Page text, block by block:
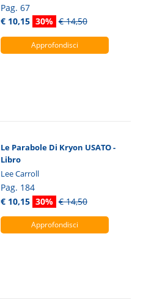
Pag. 67
€ 10,15 30% € 14,50
Approfondisci
Le Parabole Di Kryon USATO -
Libro
Lee Carroll
Pag. 184
€ 10,15 30% € 14,50
Approfondisci